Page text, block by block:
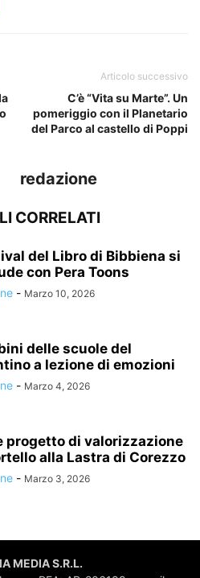
Articolo successivo
C’è “Vita su Marte”. Un
pomeriggio con il Planetario
del Parco al castello di Poppi
redazione
CORRELATI
del Libro di Bibbiena si
con Pera Toons
- Marzo 10, 2026
delle scuole del
a lezione di emozioni
- Marzo 4, 2026
progetto di valorizzazione
alla Lastra di Corezzo
- Marzo 3, 2026
MEDIA S.R.L.